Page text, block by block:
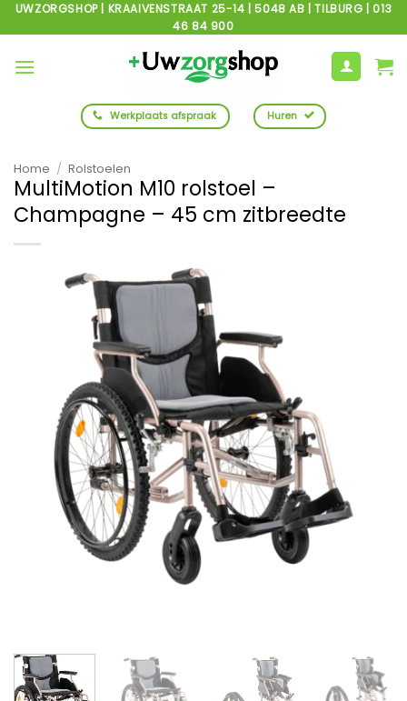
Ga
naar
inhoud
UWZORGSHOP | KRAAIVENSTRAAT 25-14 | 5048 AB | TILBURG | 013
46 84 900
Werkplaats afspraak Huren
Home / Rolstoelen
MultiMotion M10 rolstoel –
Champagne – 45 cm zitbreedte